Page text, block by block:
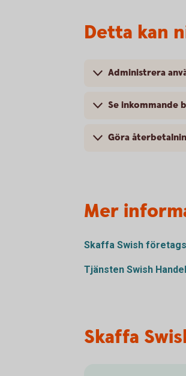
Detta kan
Administrera
Se inkommande
Göra
Mer
Skaffa Swish
Tjänsten Swish
Skaffa